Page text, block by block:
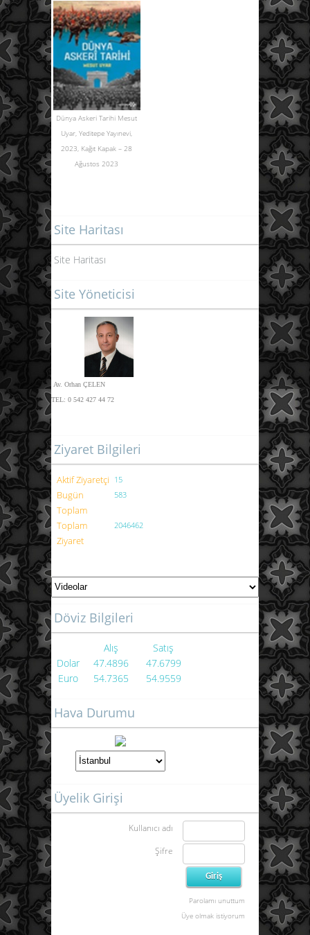
Dünya Askeri Tarihi Mesut
Uyar, Yeditepe Yayınevi,
2023, Kağıt Kapak – 28
Ağustos 2023
Site Haritası
Site Haritası
Site Yöneticisi
Av. Orhan ÇELEN
TEL: 0 542 427 44 72
Ziyaret Bilgileri
Aktif Ziyaretçi 15
Bugün
Toplam
583
Toplam
Ziyaret
2046462
Döviz Bilgileri
Alış
Satış
Dolar
47.4896
47.6799
Euro
54.7365 54.9559
Hava Durumu
Üyelik Girişi
Kullanıcı adı
Şifre
Parolamı unuttum
Üye olmak istiyorum